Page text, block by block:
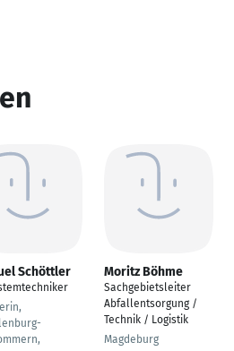
Schöttler Moritz Böhme
Sachgebietsleiter
Abfallentsorgung /
Technik / Logistik
Magdeburg